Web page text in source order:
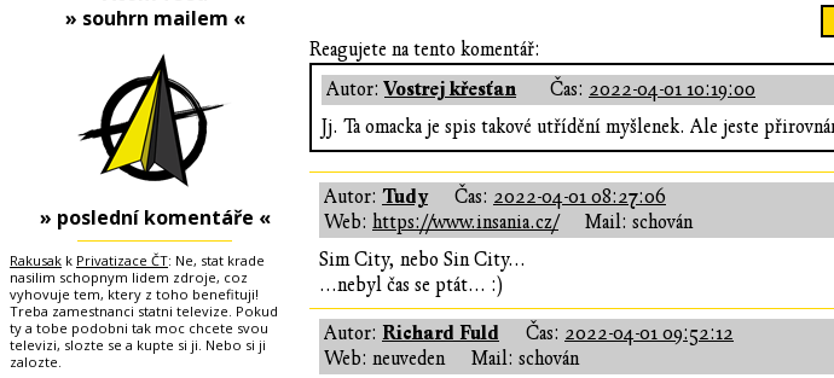
Reagujete na tento komentář:
Autor: Vostrej křesťan Čas: 2022-04-01 10:19:00
Jj. Ta omacka je spis takové utřídění myšlenek. Ale jeste
Autor: Tudy Čas: 2022-04-01 08:27:06
Web: https://www.insania.cz/
Mail: schován
Sim City, nebo Sin City...
...nebyl čas se ptát... :)
Autor: Richard Fuld Čas: 2022-04-01 09:52:12
Web: neuveden
Mail: schován
» souhrn mailem «
» poslední komentáře «
Rakusak k Privatizace ČT: Ne, stat krade
nasilim schopnym lidem zdroje, coz
vyhovuje tem, ktery z toho benefituji!
Treba zamestnanci statni televize. Pokud
ty a tobe podobni tak moc chcete svou
televizi, slozte se a kupte si ji. Nebo si ji
zalozte.